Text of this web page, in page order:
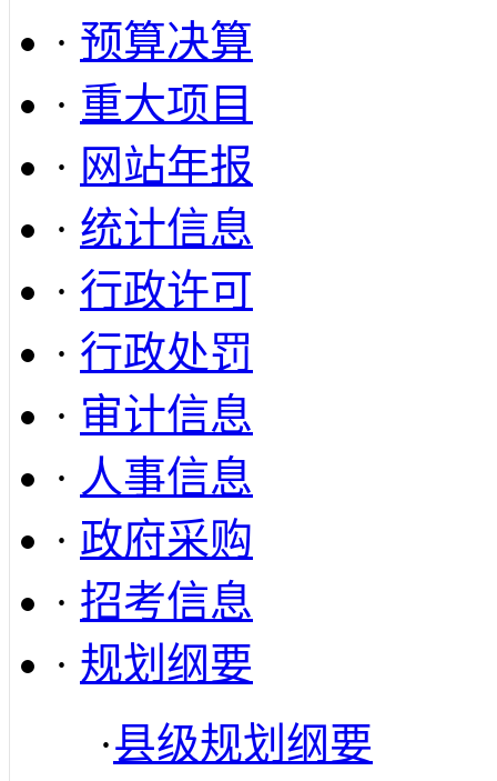
· 预算决算
· 重大项目
· 网站年报
· 统计信息
· 行政许可
· 行政处罚
· 审计信息
· 人事信息
· 政府采购
· 招考信息
· 规划纲要
·县级规划纲要